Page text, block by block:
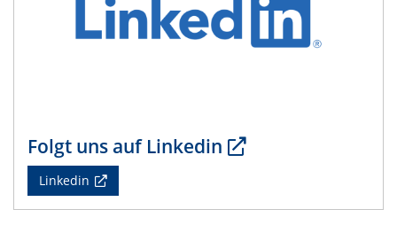
WE-Heraeus-Seminar
Synergistic Mechanisms in Displacive Phase
Transitions: From Charge Density Wave Systems to
SPP 2122 International Conference
New Frontiers in Materials Design for Laser Additive
Manufacturing
Folgt uns auf Linkedin
Linkedin